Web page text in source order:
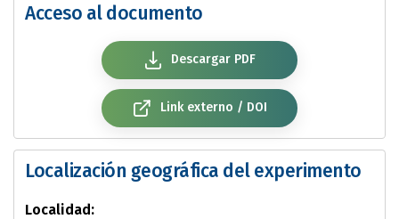
Acceso al documento
Descargar PDF
Link externo / DOI
Localización geográfica del experimento
Localidad: